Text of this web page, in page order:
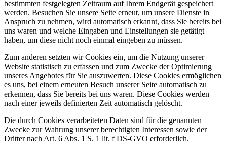
bestimmten festgelegten Zeitraum auf Ihrem Endgerät gespeichert
werden. Besuchen Sie unsere Seite erneut, um unsere Dienste in
Anspruch zu nehmen, wird automatisch erkannt, dass Sie bereits bei
uns waren und welche Eingaben und Einstellungen sie getätigt
haben, um diese nicht noch einmal eingeben zu müssen.
Zum anderen setzten wir Cookies ein, um die Nutzung unserer
Website statistisch zu erfassen und zum Zwecke der Optimierung
unseres Angebotes für Sie auszuwerten. Diese Cookies ermöglichen
es uns, bei einem erneuten Besuch unserer Seite automatisch zu
erkennen, dass Sie bereits bei uns waren. Diese Cookies werden
nach einer jeweils definierten Zeit automatisch gelöscht.
Die durch Cookies verarbeiteten Daten sind für die genannten
Zwecke zur Wahrung unserer berechtigten Interessen sowie der
Dritter nach Art. 6 Abs. 1 S. 1 lit. f DS-GVO erforderlich.